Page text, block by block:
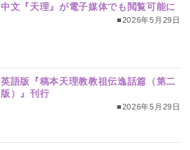
中文『天理』が電子媒体でも閲覧可能に
■2026年5月29日
英語版『稿本天理教教祖伝逸話篇（第二
版）』刊行
■2026年5月29日